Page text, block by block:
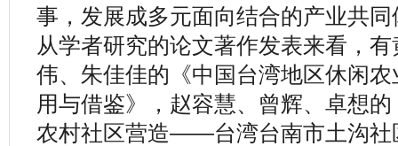
事，发展成多元面向结合的产业共
从学者研究的论文著作发表来看，
伟、朱佳佳的《中国台湾地区休闲
用与借鉴》，赵容慧、曾辉、卓想
农村社区营造——台湾台南市土沟社